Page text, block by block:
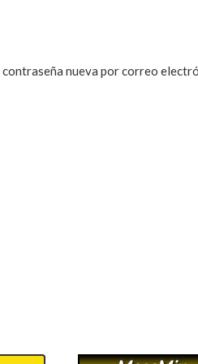
nueva por correo